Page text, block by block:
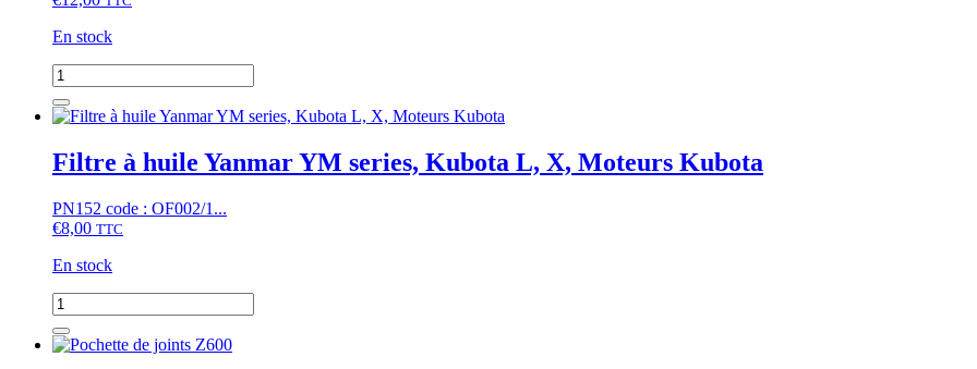
En stock
quantité
de
Bougie
préchauffage
Hinomoto
C
Kubota
L,
XB,
B1,
B,
ZB,
Filtre à huile Yanmar YM series, Kubota L, X, Moteurs Kubota
PN152 code : OF002/1...
€8,00 TTC
En stock
quantité
de
Filtre